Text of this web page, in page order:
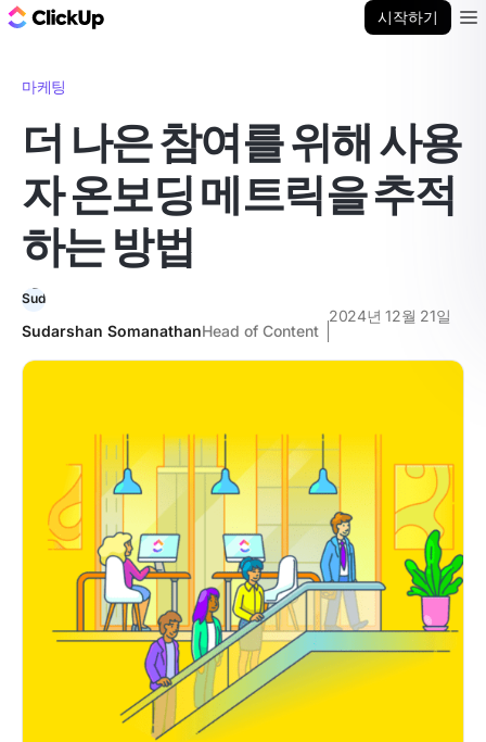
시작하기
마케팅
더 나은 참여를 위해 사용
자 온보딩 메트릭을 추적
하는 방법
Sudarshan SomanathanHead of Content
2024년 12월 21일